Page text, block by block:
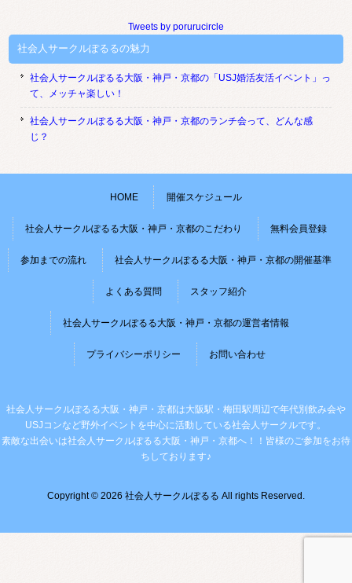
Tweets by porurucircle
社会人サークルぽるるの魅力
社会人サークルぽるる大阪・神戸・京都の「USJ婚活友活イベント」っ
て、メッチャ楽しい！
社会人サークルぽるる大阪・神戸・京都のランチ会って、どんな感
じ？
HOME 開催スケジュール
社会人サークルぽるる大阪・神戸・京都のこだわり 無料会員登録
参加までの流れ 社会人サークルぽるる大阪・神戸・京都の開催基準
よくある質問 スタッフ紹介
社会人サークルぽるる大阪・神戸・京都の運営者情報
プライバシーポリシー お問い合わせ
社会人サークルぽるる大阪・神戸・京都は大阪駅・梅田駅周辺で年代別飲み会や
USJコンなど野外イベントを中心に活動している社会人サークルです。
素敵な出会いは社会人サークルぽるる大阪・神戸・京都へ！！皆様のご参加をお待
ちしております♪
Copyright © 2026 社会人サークルぽるる All rights Reserved.